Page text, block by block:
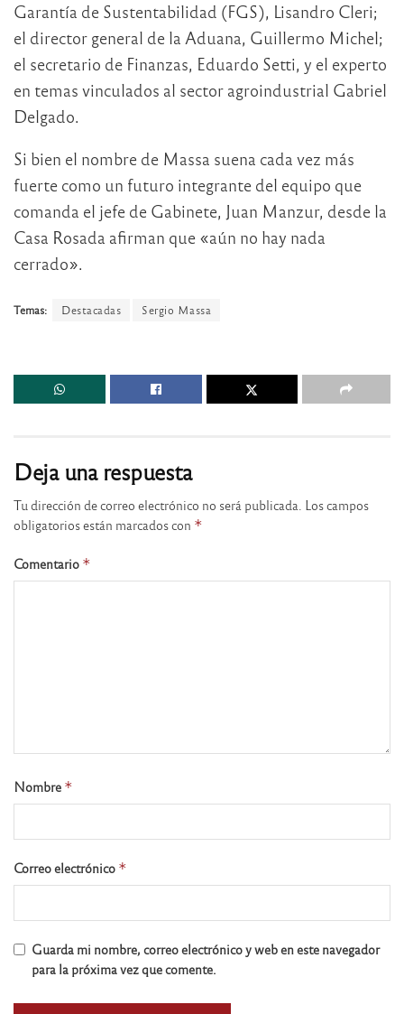
Garantía de Sustentabilidad (FGS), Lisandro Cleri;
el director general de la Aduana, Guillermo Michel;
el secretario de Finanzas, Eduardo Setti, y el experto
en temas vinculados al sector agroindustrial Gabriel
Delgado.
Si bien el nombre de Massa suena cada vez más
fuerte como un futuro integrante del equipo que
comanda el jefe de Gabinete, Juan Manzur, desde la
Casa Rosada afirman que «aún no hay nada
cerrado».
Temas: Destacadas Sergio Massa
Deja una respuesta
Tu dirección de correo electrónico no será publicada. Los campos
obligatorios están marcados con *
Comentario *
Nombre *
Correo electrónico *
Guarda mi nombre, correo electrónico y web en este navegador
para la próxima vez que comente.